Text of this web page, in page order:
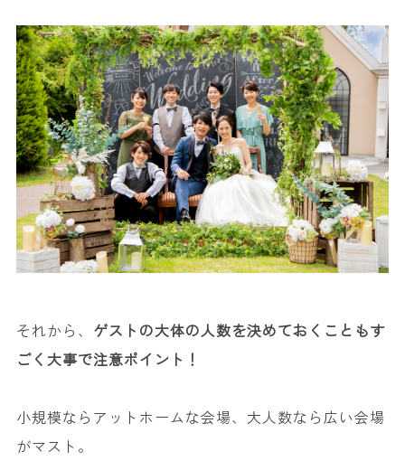
それから、 ゲストの大体の人数を決めておくこともす
ごく大事で注意ポイント！
小規模ならアットホームな会場、大人数なら広い会場
がマスト。